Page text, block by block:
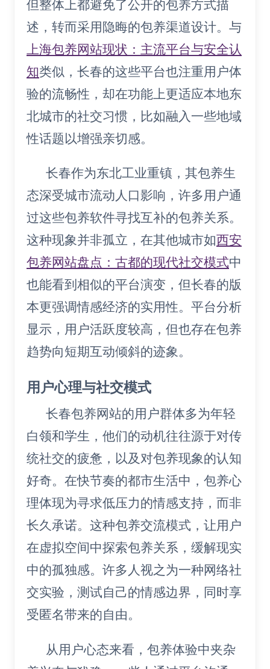
但整体上都避免了公开的包养方式描
述，转而采用隐晦的包养渠道设计。与
上海包养网站现状：主流平台与安全认
知类似，长春的这些平台也注重用户体
验的流畅性，却在功能上更适应本地东
北城市的社交习惯，比如融入一些地域
性话题以增强亲切感。
长春作为东北工业重镇，其包养生
态深受城市流动人口影响，许多用户通
过这些包养软件寻找互补的包养关系。
这种现象并非孤立，在其他城市如西安
包养网站盘点：古都的现代社交模式中
也能看到相似的平台演变，但长春的版
本更强调情感经济的实用性。平台分析
显示，用户活跃度较高，但也存在包养
趋势向短期互动倾斜的迹象。
用户心理与社交模式
长春包养网站的用户群体多为年轻
白领和学生，他们的动机往往源于对传
统社交的疲惫，以及对包养现象的认知
好奇。在快节奏的都市生活中，包养心
理体现为寻求低压力的情感支持，而非
长久承诺。这种包养交流模式，让用户
在虚拟空间中探索包养关系，缓解现实
中的孤独感。许多人视之为一种网络社
交实验，测试自己的情感边界，同时享
受匿名带来的自由。
从用户心态来看，包养体验中夹杂